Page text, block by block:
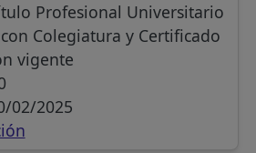
Profesional Universitario
con Colegiatura y Certificado
vigente
02/2025